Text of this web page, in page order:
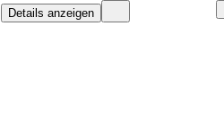
Details anzeigen